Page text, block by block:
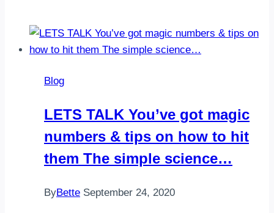
noodles
in
sweet
potatoes
gravy⁣⁣Happy
Saturday,
Blog
LETS TALK You’ve got magic
numbers & tips on how to hit
them The simple science…
ByBette September 24, 2020